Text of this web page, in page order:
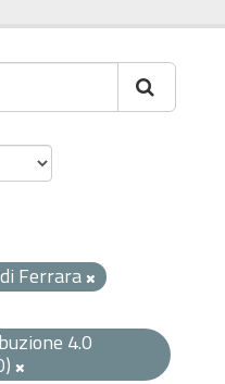
Ferrara
4.0